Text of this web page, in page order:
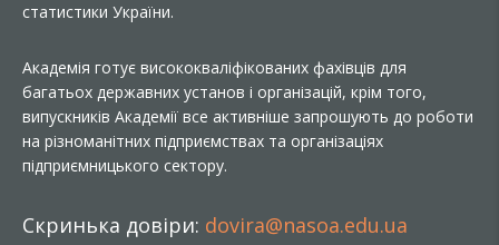
статистики України.
Академія готує висококваліфікованих фахівців для
багатьох державних установ і організацій, крім того,
випускників Академії все активніше запрошують до роботи
на різноманітних підприємствах та організаціях
підприємницького сектору.
Скринька довіри: dovira@nasoa.edu.ua